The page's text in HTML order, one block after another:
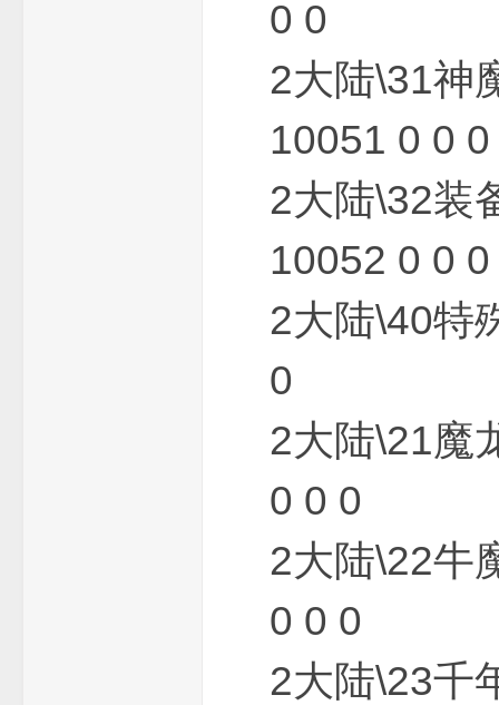
0 0
2大陆\31
10051 0 0 0
2大陆\32
10052 0 0 0
2大陆\40
0
2大陆\21
0 0 0
2大陆\22
0 0 0
2大陆\23